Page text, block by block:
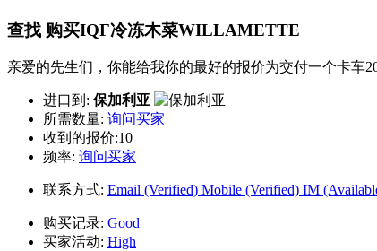
查找 购买IQF冷冻木菜WILLAMETTE
亲爱的先生们，你能给我你的最好的报价为交付一个卡车
进口到: 保加利亚
所需数量: 询问买家
收到的报价:10
频率: 询问买家
联系方式: Email (Verified) Mobile (Verified) IM
购买记录: Good
买家活动: High